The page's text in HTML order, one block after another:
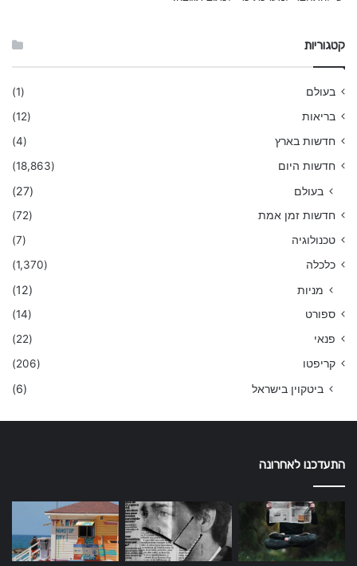
קטגוריות
בעולם
(1)
בריאות
(12)
חדשות בארץ
(4)
חדשות היום
(18,863)
בעולם (27)
חדשות זמן אמת
(72)
טכנולוגיה
(7)
כלכלה
(1,370)
מניות (12)
ספורט
(14)
פנאי
(22)
קריפטו
(206)
ביטקוין בישראל (6)
התעדכנו לאחרונה